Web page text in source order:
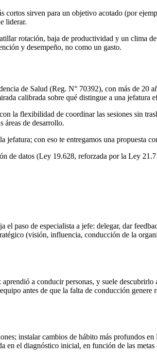
cortos sirven para un objetivo acotado (por
liderar.
rotación, baja de productividad y un clima
y desempeño, no como un gasto.
de Salud (Reg. N° 70392), con más de 20
calibrada sobre qué distingue a una jefatura
la flexibilidad de coordinar las sesiones sin
áreas de desarrollo.
con eso te entregamos una propuesta
de datos (Ley 19.628, reforzada por la Ley
paso de especialista a jefe: delegar, dar
(visión, influencia, conducción de la
a conducir personas, y suele
antes de que la falta de conducción
instalar cambios de hábito más profundos
en el diagnóstico inicial, en función de las